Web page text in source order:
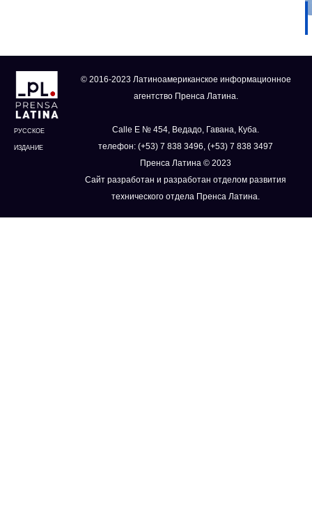
РУССКОЕ
ИЗДАНИЕ
© 2016-2023 Латиноамериканское информационное
агентство Пренса Латина.
Calle E № 454, Ведадо, Гавана, Куба.
телефон: (+53) 7 838 3496, (+53) 7 838 3497
Пренса Латина © 2023
Сайт разработан и разработан отделом развития
технического отдела Пренса Латина.